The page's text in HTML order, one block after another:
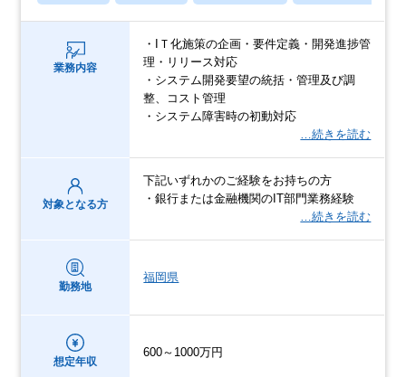
業務内容
・IＴ化施策の企画・要件定義・開発進捗管
理・リリース対応
・システム開発要望の統括・管理及び調
整、コスト管理
・システム障害時の初動対応
…続きを読む
対象となる方
下記いずれかのご経験をお持ちの方
・銀行または金融機関のIT部門業務経験
…続きを読む
勤務地
福岡県
想定年収
600～1000万円